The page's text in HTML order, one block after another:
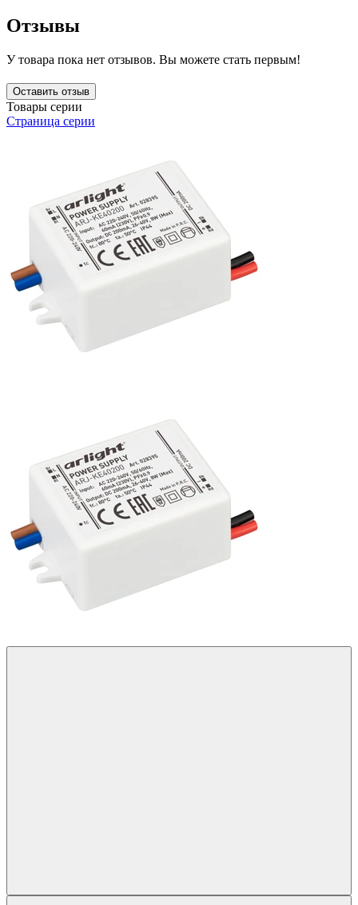
Отзывы
У товара пока нет отзывов. Вы можете стать первым!
Оставить отзыв
Товары серии
Страница серии